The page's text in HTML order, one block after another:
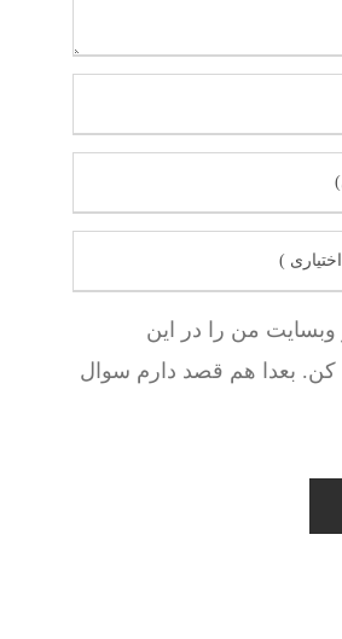
وبسایت من را در این
کن. بعدا هم قصد دارم سوال